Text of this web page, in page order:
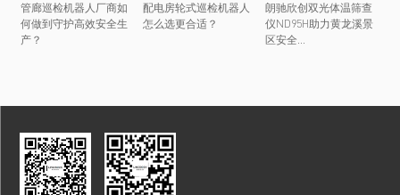
管廊巡检机器人厂商如
何做到守护高效安全生
产？
配电房轮式巡检机器人
怎么选更合适？
朗驰欣创双光体温筛查
仪ND95H助力黄龙溪景
区安全...